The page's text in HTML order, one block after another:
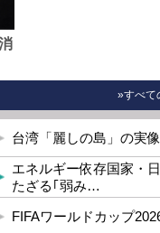
»すべて
台湾「麗しの島」の実像
エネルギー依存国家・
たざる｢弱み…
FIFAワールドカップ